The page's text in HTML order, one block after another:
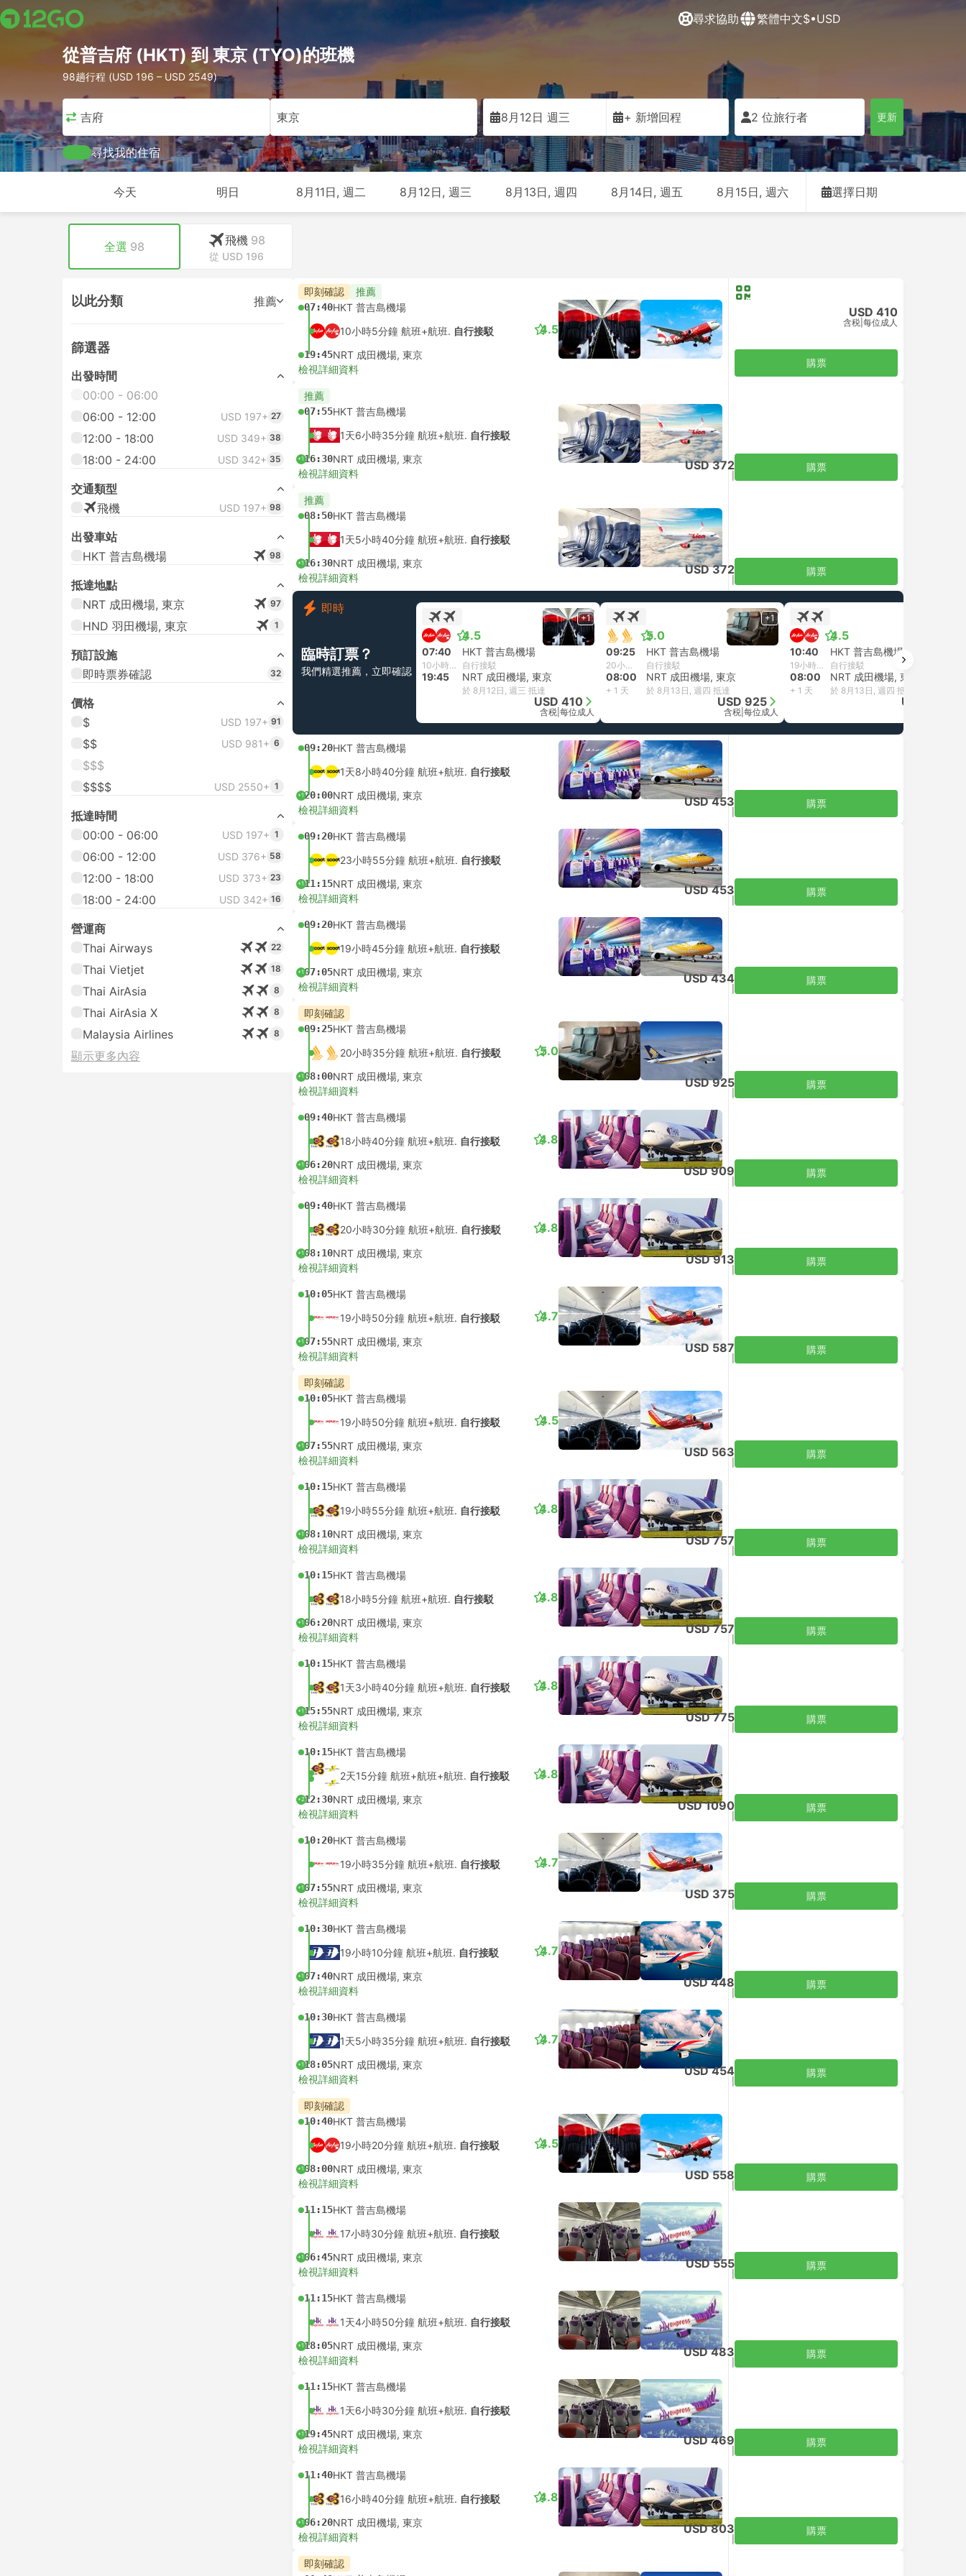
尋求協助 繁體中文$•USD
從普吉府 (HKT) 到 東京 (TYO)的班機
98趟行程 (USD 196 – USD 2549)
普吉府 東京 8月12日 週三 + 新增回程 2 位旅行者 更新
尋找我的住宿
今天 明日 8月11日, 週二 8月12日, 週三 8月13日, 週四 8月14日, 週五 8月15日, 週六 選擇日期
全選 98 飛機 98
從 USD 196
以此分類 推薦
篩選器
出發時間
00:00 - 06:00
06:00 - 12:00
USD 197+ 27
12:00 - 18:00 USD 349+ 38
18:00 - 24:00 USD 342+ 35
交通類型
飛機
USD 197+ 98
出發車站
HKT 普吉島機場
98
抵達地點
NRT 成田機場, 東京
97
HND 羽田機場, 東京 1
預訂設施
即時票券確認
32
價格
$
USD 197+ 91
$$ USD 981+ 6
$$$
$$$$
USD 2550+ 1
抵達時間
00:00 - 06:00
USD 197+ 1
06:00 - 12:00 USD 376+ 58
12:00 - 18:00 USD 373+ 23
18:00 - 24:00 USD 342+ 16
營運商
Thai Airways
22
Thai Vietjet 18
Thai AirAsia 8
Thai AirAsia X 8
Malaysia Airlines 8
顯示更多內容
即刻確認 推薦
07:40HKT 普吉島機場
10小時5分鐘 航班+航班. 自行接駁
19:45NRT 成田機場, 東京
4.5
檢視詳細資料
USD 410
含税 每位成人
購票
推薦
07:55HKT 普吉島機場
1天6小時35分鐘 航班+航班. 自行接駁
+116:30NRT 成田機場, 東京
檢視詳細資料
USD 372 購票
推薦
08:50HKT 普吉島機場
1天5小時40分鐘 航班+航班. 自行接駁
+116:30NRT 成田機場, 東京
檢視詳細資料
USD 372 購票
即時
臨時訂票？
我們精選推薦，立即確認
4.5
+1
07:40 HKT 普吉島機場
10小時5分鐘 自行接駁
19:45 NRT 成田機場, 東京
於 8月12日, 週三 抵達
USD 410
含税 每位成人
5.0
+1
09:25 HKT 普吉島機場
20小時35分鐘 自行接駁
08:00 NRT 成田機場, 東京
+ 1 天 於 8月13日, 週四 抵達
USD 925
含税 每位成人
4.5
10:40 HKT 普吉島機場
19小時20分鐘 自行接駁
08:00 NRT 成田機場, 東京
+ 1 天 於 8月13日, 週四 抵達
USD 558
09:20HKT 普吉島機場
1天8小時40分鐘 航班+航班. 自行接駁
+120:00NRT 成田機場, 東京
檢視詳細資料
USD 453 購票
09:20HKT 普吉島機場
23小時55分鐘 航班+航班. 自行接駁
+111:15NRT 成田機場, 東京
檢視詳細資料
USD 453 購票
09:20HKT 普吉島機場
19小時45分鐘 航班+航班. 自行接駁
+107:05NRT 成田機場, 東京
檢視詳細資料
USD 434 購票
即刻確認
09:25HKT 普吉島機場
20小時35分鐘 航班+航班. 自行接駁
+108:00NRT 成田機場, 東京
5.0
檢視詳細資料
USD 925 購票
09:40HKT 普吉島機場
18小時40分鐘 航班+航班. 自行接駁
+106:20NRT 成田機場, 東京
4.8
檢視詳細資料
USD 909 購票
09:40HKT 普吉島機場
20小時30分鐘 航班+航班. 自行接駁
+108:10NRT 成田機場, 東京
4.8
檢視詳細資料
USD 913 購票
10:05HKT 普吉島機場
19小時50分鐘 航班+航班. 自行接駁
+107:55NRT 成田機場, 東京
4.7
檢視詳細資料
USD 587 購票
即刻確認
10:05HKT 普吉島機場
19小時50分鐘 航班+航班. 自行接駁
+107:55NRT 成田機場, 東京
4.5
檢視詳細資料
USD 563 購票
10:15HKT 普吉島機場
19小時55分鐘 航班+航班. 自行接駁
+108:10NRT 成田機場, 東京
4.8
檢視詳細資料
USD 757 購票
10:15HKT 普吉島機場
18小時5分鐘 航班+航班. 自行接駁
+106:20NRT 成田機場, 東京
4.8
檢視詳細資料
USD 757 購票
10:15HKT 普吉島機場
1天3小時40分鐘 航班+航班. 自行接駁
+115:55NRT 成田機場, 東京
4.8
檢視詳細資料
USD 775 購票
10:15HKT 普吉島機場
2天15分鐘 航班+航班+航班. 自行接駁
+212:30NRT 成田機場, 東京
4.8
檢視詳細資料
USD 1090 購票
10:20HKT 普吉島機場
19小時35分鐘 航班+航班. 自行接駁
+107:55NRT 成田機場, 東京
4.7
檢視詳細資料
USD 375 購票
10:30HKT 普吉島機場
19小時10分鐘 航班+航班. 自行接駁
+107:40NRT 成田機場, 東京
4.7
檢視詳細資料
USD 448 購票
10:30HKT 普吉島機場
1天5小時35分鐘 航班+航班. 自行接駁
+118:05NRT 成田機場, 東京
4.7
檢視詳細資料
USD 454 購票
即刻確認
10:40HKT 普吉島機場
19小時20分鐘 航班+航班. 自行接駁
+108:00NRT 成田機場, 東京
4.5
檢視詳細資料
USD 558 購票
11:15HKT 普吉島機場
17小時30分鐘 航班+航班. 自行接駁
+106:45NRT 成田機場, 東京
檢視詳細資料
USD 555 購票
11:15HKT 普吉島機場
1天4小時50分鐘 航班+航班. 自行接駁
+118:05NRT 成田機場, 東京
檢視詳細資料
USD 483 購票
11:15HKT 普吉島機場
1天6小時30分鐘 航班+航班. 自行接駁
+119:45NRT 成田機場, 東京
檢視詳細資料
USD 469 購票
11:40HKT 普吉島機場
16小時40分鐘 航班+航班. 自行接駁
+106:20NRT 成田機場, 東京
4.8
檢視詳細資料
USD 803 購票
即刻確認